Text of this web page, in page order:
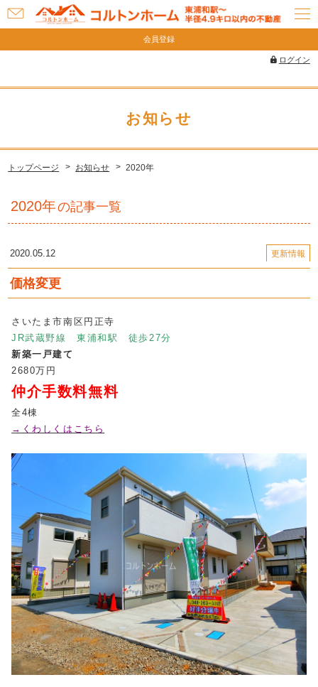
会員登録
ログイン
お
問
お知らせ
トップページ お知らせ 2020年
2020年の記事一覧
2020.05.12 更新情報
価格変更
さいたま市南区円正寺
JR武蔵野線 東浦和駅 徒歩27分
新築一戸建て
2680万円
仲介手数料無料
全4棟
→くわしくはこちら